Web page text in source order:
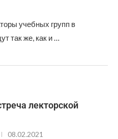
учебных групп в
так же, как и …
лекторской
08.02.2021